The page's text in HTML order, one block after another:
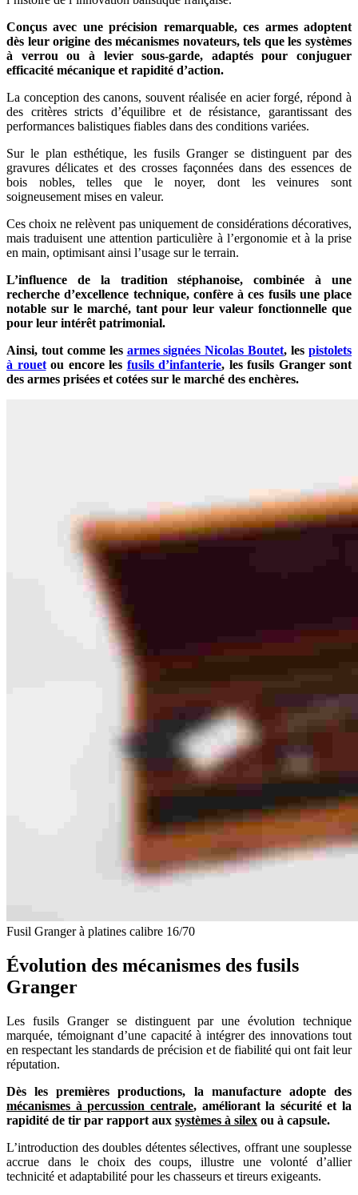
Conçus avec une précision remarquable, ces armes adoptent
dès leur origine des mécanismes novateurs, tels que les systèmes
à verrou ou à levier sous-garde, adaptés pour conjuguer
efficacité mécanique et rapidité d’action.
La conception des canons, souvent réalisée en acier forgé, répond à
des critères stricts d’équilibre et de résistance, garantissant des
performances balistiques fiables dans des conditions variées.
Sur le plan esthétique, les fusils Granger se distinguent par des
gravures délicates et des crosses façonnées dans des essences de
bois nobles, telles que le noyer, dont les veinures sont
soigneusement mises en valeur.
Ces choix ne relèvent pas uniquement de considérations décoratives,
mais traduisent une attention particulière à l’ergonomie et à la prise
en main, optimisant ainsi l’usage sur le terrain.
L’influence de la tradition stéphanoise, combinée à une
recherche d’excellence technique, confère à ces fusils une place
notable sur le marché, tant pour leur valeur fonctionnelle que
pour leur intérêt patrimonial.
Ainsi, tout comme les armes signées Nicolas Boutet, lespistolets
à rouetou encore les fusils d’infanterie, les fusils Granger sont
des armes prisées et cotées sur le marché des enchères.
Fusil Granger à platines calibre 16/70
Évolution des mécanismes des fusils
Granger
Les fusils Granger se distinguent par une évolution technique
marquée, témoignant d’une capacité à intégrer des innovations tout
en respectant les standards de précision et de fiabilité qui ont fait leur
réputation.
Dès les premières productions, la manufacture adopte des
mécanismes à percussion centrale, améliorant la sécurité et la
rapidité de tir par rapport aux systèmes à silex ou à capsule.
L’introduction des doubles détentes sélectives, offrant une souplesse
accrue dans le choix des coups, illustre une volonté d’allier
technicité et adaptabilité pour les chasseurs et tireurs exigeants.